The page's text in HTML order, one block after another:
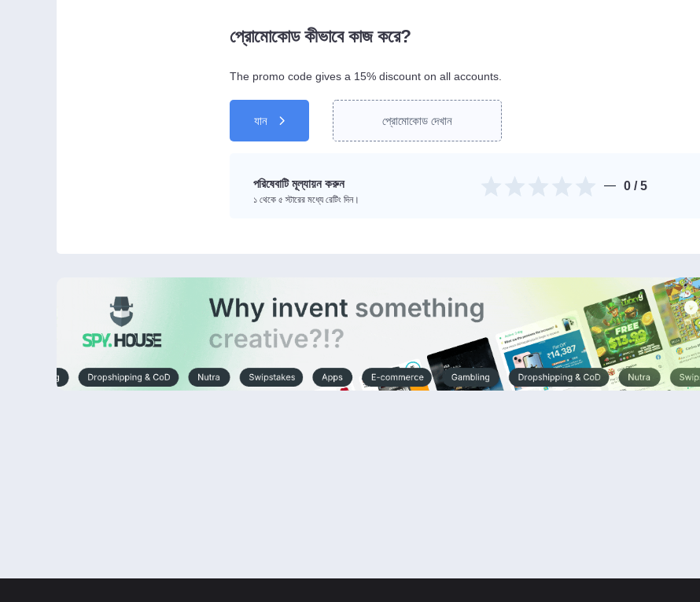
প্রোমোকোড কীভাবে কাজ করে?
The promo code gives a 15% discount on all accounts.
যান প্রোমোকোড দেখান
পরিষেবাটি মূল্যায়ন করুন
১ থেকে ৫ স্টারের মধ্যে রেটিং দিন।
0 / 5